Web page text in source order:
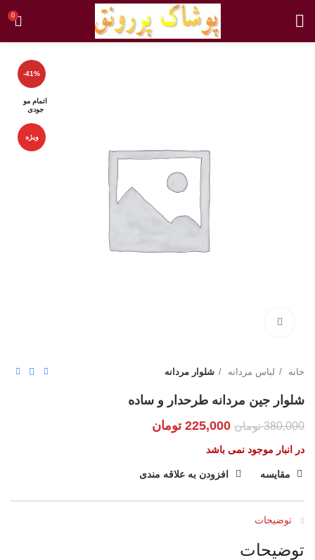
0
-41%
اتمام مو
جودی
ویژه
خانه لباس مردانه شلوار مردانه
شلوار جین مردانه طرحدار و ساده
380,000 تومان 225,000 تومان
در انبار موجود نمی باشد
مقایسه افزودن به علاقه مندی
توضیحات
توضیحات